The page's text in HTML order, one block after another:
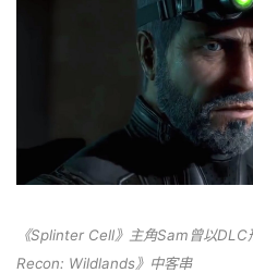
《Splinter Cell》主角Sam曾以
Recon: Wildlands》中客串